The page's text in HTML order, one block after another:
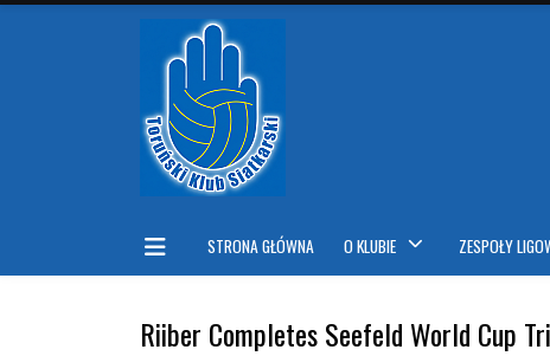
STRONA GŁÓWNA O KLUBIE ZESPOŁY
Riiber Completes Seefeld World Cup